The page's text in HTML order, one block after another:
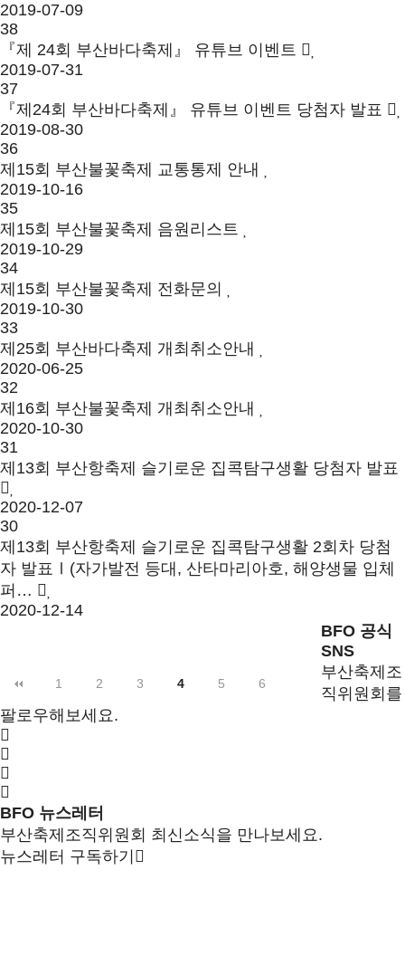
2019-07-09
38
『제 24회 부산바다축제』 유튜브 이벤트
2019-07-31
37
『제24회 부산바다축제』 유튜브 이벤트 당첨자 발표
2019-08-30
36
제15회 부산불꽃축제 교통통제 안내
2019-10-16
35
제15회 부산불꽃축제 음원리스트
2019-10-29
34
제15회 부산불꽃축제 전화문의
2019-10-30
33
제25회 부산바다축제 개최취소안내
2020-06-25
32
제16회 부산불꽃축제 개최취소안내
2020-10-30
31
제13회 부산항축제 슬기로운 집콕탐구생활 당첨자 발표
2020-12-07
30
제13회 부산항축제 슬기로운 집콕탐구생활 2회차 당첨
자 발표Ⅰ(자가발전 등대, 산타마리아호, 해양생물 입체
퍼…
2020-12-14
1 2 3 4 5 6
BFO 공식
SNS
부산축제조
직위원회를
팔로우해보세요.
BFO 뉴스레터
부산축제조직위원회 최신소식을 만나보세요.
뉴스레터 구독하기